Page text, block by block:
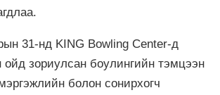
31-нд KING Bowling Center-д
зориулсан боулингийн тэмцээн
болон сонирхогч